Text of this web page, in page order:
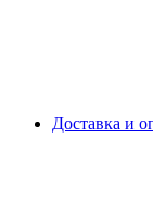
Доставка и